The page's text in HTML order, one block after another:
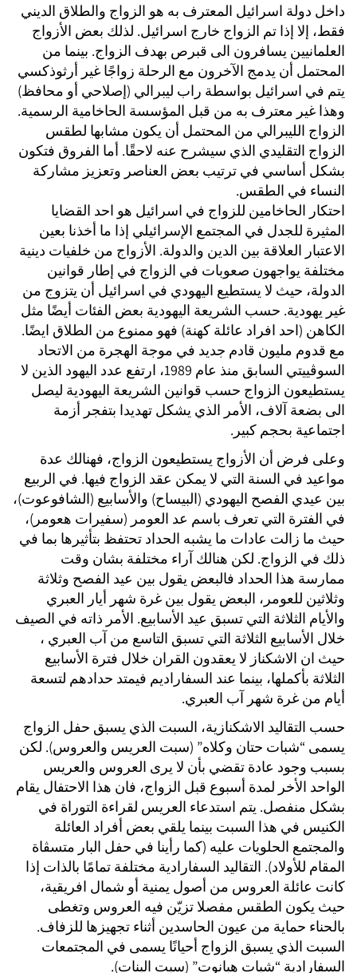
داخل دولة اسرائيل المعترف به هو الزواج والطلاق الديني
فقط، إلا إذا تم الزواج خارج اسرائيل. لذلك بعض الأزواج
العلمانيين يسافرون الى قبرص بهدف الزواج. بينما من
المحتمل أن يدمج الآخرون مع الرحلة زواجًا غير أرثوذكسي
يتم في اسرائيل بواسطة راب ليبرالي (إصلاحي أو محافظ)
وهذا غير معترف به من قبل المؤسسة الحاخامية الرسمية.
الزواج الليبرالي من المحتمل أن يكون مشابها لطقس
الزواج التقليدي الذي سيشرح عنه لاحقًا. أما الفروق فتكون
بشكل أساسي في ترتيب بعض العناصر وتعزيز مشاركة
النساء في الطقس.
احتكار الحاخامين للزواج في اسرائيل هو احد القضايا
المثيرة للجدل في المجتمع الإسرائيلي إذا ما أخذنا بعين
الاعتبار العلاقة بين الدين والدولة. الأزواج من خلفيات دينية
مختلفة يواجهون صعوبات في الزواج في إطار قوانين
الدولة، حيث لا يستطيع اليهودي في اسرائيل أن يتزوج من
غير يهودية. حسب الشريعة اليهودية بعض الفئات أيضًا مثل
الكاهن (احد افراد عائلة كهنة) فهو ممنوع من الطلاق ايضًا.
مع قدوم مليون قادم جديد في موجة الهجرة من الاتحاد
السوڤييتي السابق منذ عام 1989، ارتفع عدد اليهود الذين لا
يستطيعون الزواج حسب قوانين الشريعة اليهودية ليصل
الى بضعة آلاف، الأمر الذي يشكل تهديدا بتفجر أزمة
اجتماعية بحجم كبير.
وعلى فرض أن الأزواج يستطيعون الزواج، فهنالك عدة
مواعيد في السنة التي لا يمكن عقد الزواج فيها. في الربيع
بين عيدي الفصح اليهودي (البيساح) والأسابيع (الشافوعوت)،
في الفترة التي تعرف باسم عد العومر (سفيرات هعومر)،
حيث ما زالت عادات ما يشبه الحداد تحتفظ بتأثيرها بما في
ذلك في الزواج. لكن هنالك آراء مختلفة بشان وقت
ممارسة هذا الحداد فالبعض يقول بين عيد الفصح وثلاثة
وثلاثين للعومر، البعض يقول بين غرة شهر أيار العبري
والأيام الثلاثة التي تسبق عيد الأسابيع. الأمر ذاته في الصيف
خلال الأسابيع الثلاثة التي تسبق التاسع من آب العبري ،
حيث ان الاشكناز لا يعقدون القران خلال فترة الأسابيع
الثلاثة بأكملها، بينما عند السفاراديم فيمتد حدادهم لتسعة
أيام من غرة شهر آب العبري.
حسب التقاليد الاشكنازية، السبت الذي يسبق حفل الزواج
يسمى “شبات حتان وكلاه” (سبت العريس والعروس). لكن
بسبب وجود عادة تقضي بأن لا يرى العروس والعريس
الواحد الأخر لمدة أسبوع قبل الزواج، فان هذا الاحتفال يقام
بشكل منفصل. يتم استدعاء العريس لقراءة التوراة في
الكنيس في هذا السبت بينما يلقي بعض أفراد العائلة
والمجتمع الحلويات عليه (كما رأينا في حفل البار متسڤاة
المقام للأولاد). التقاليد السفارادية مختلفة تمامًا بالذات إذا
كانت عائلة العروس من أصول يمنية أو شمال افريقية،
حيث يكون الطقس مفصلا تزيّن فيه العروس وتغطى
بالحناء حماية من عيون الحاسدين أثناء تجهيزها للزفاف.
السبت الذي يسبق الزواج أحيانًا يسمى في المجتمعات
السفارادية “شبات هبانوت” (سبت البنات).